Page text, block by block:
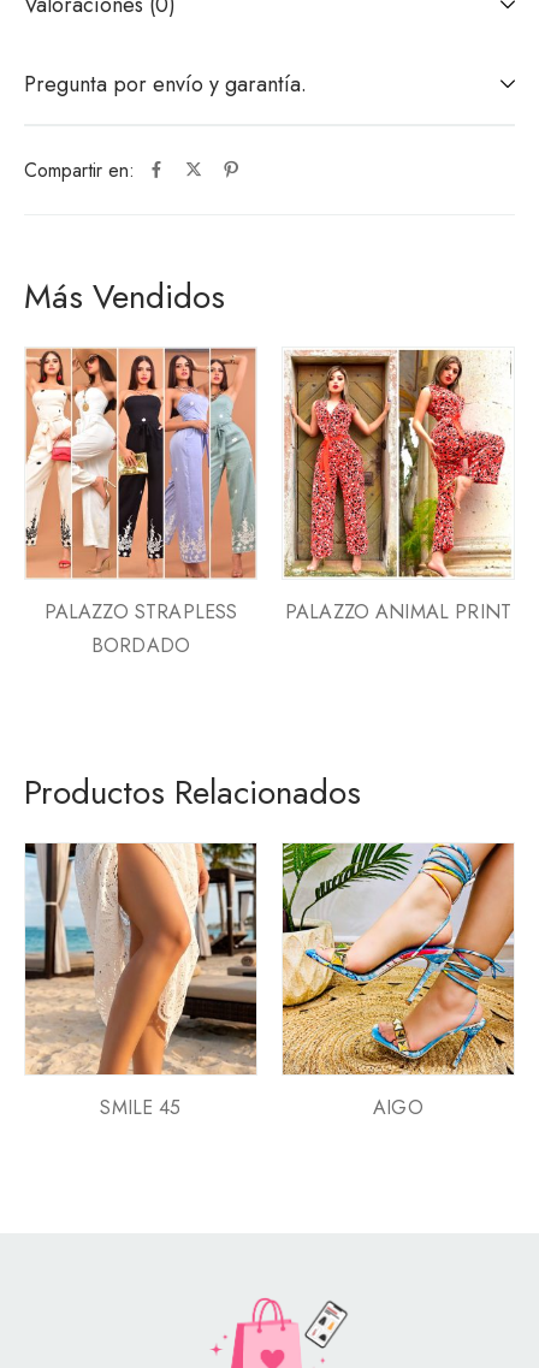
Compartir en:
Pregunta por envío y garantía.
Más Vendidos
PALAZZO STRAPLESS
BORDADO
PALAZZO ANIMAL PRINT
Productos Relacionados
SMILE 45 AIGO